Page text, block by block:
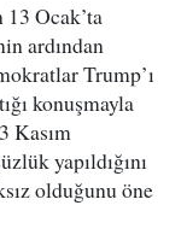
Ocak’ta
ardından
Trump’ı
konuşmayla
Kasım
yapıldığını
olduğunu öne